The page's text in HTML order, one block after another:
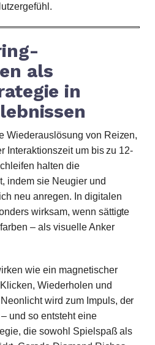
als
in
Wiederauslösung von Reizen,
Interaktionszeit um bis zu 12-
halten die
indem sie Neugier und
neu anregen. In digitalen
wirksam, wenn sättigte
– als visuelle Anker
wie ein magnetischer
Wiederholen und
wird zum Impuls, der
und so entsteht eine
die sowohl Spielspaß als